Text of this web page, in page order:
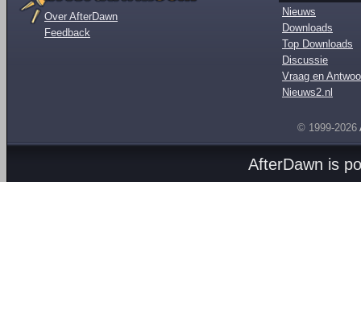
Over AfterDawn
Feedback
Nieuws
Downloads
Top Downloads
Discussie
Vraag en
Nieuws2.nl
© 1999-2026
AfterDawn is